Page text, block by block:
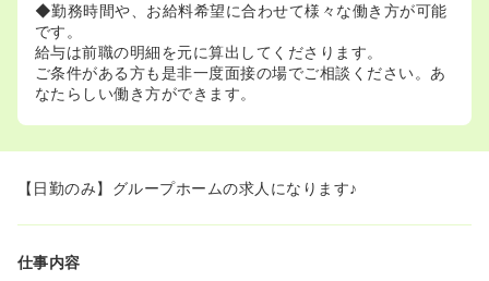
◆勤務時間や、お給料希望に合わせて様々な働き方が可能
です。
給与は前職の明細を元に算出してくださります。
ご条件がある方も是非一度面接の場でご相談ください。あ
なたらしい働き方ができます。
【日勤のみ】グループホームの求人になります♪
仕事内容